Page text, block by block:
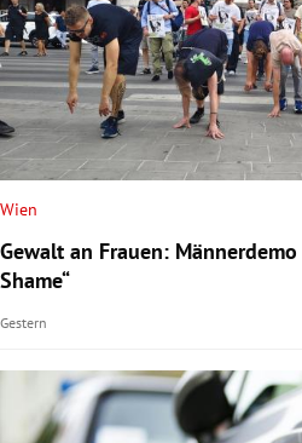
Wien
Gewalt an Frauen:
Shame“
Gestern